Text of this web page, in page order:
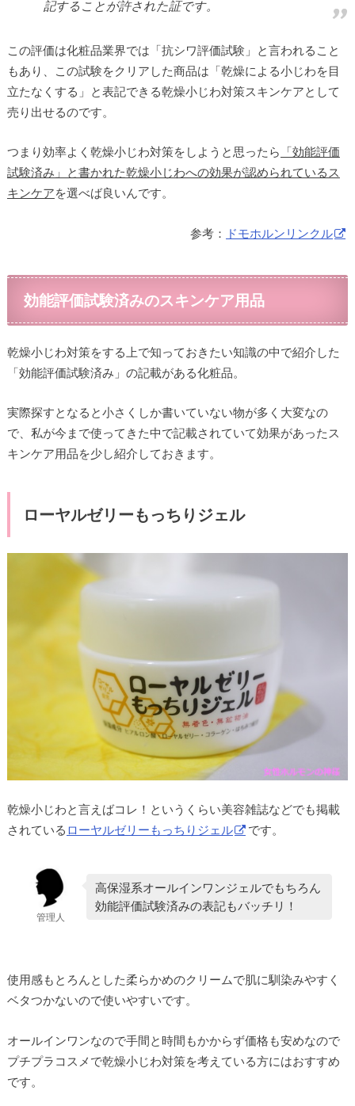
記することが許された証です。
この評価は化粧品業界では「抗シワ評価試験」と言われること
もあり、この試験をクリアした商品は「乾燥による小じわを目
立たなくする」と表記できる乾燥小じわ対策スキンケアとして
売り出せるのです。
つまり効率よく乾燥小じわ対策をしようと思ったら
「効能評価
試験済み」と書かれた乾燥小じわへの効果が認められているス
キンケアを選べば良いんです。
参考： ドモホルンリンクル
効能評価試験済みのスキンケア用品
乾燥小じわ対策をする上で知っておきたい知識の中で紹介した
「効能評価試験済み」の記載がある化粧品。
実際探すとなると小さくしか書いていない物が多く大変なの
で、私が今まで使ってきた中で記載されていて効果があったス
キンケア用品を少し紹介しておきます。
ローヤルゼリーもっちりジェル
乾燥小じわと言えばコレ！というくらい美容雑誌などでも掲載
されている ローヤルゼリーもっちりジェル です。
管理人
高保湿系オールインワンジェルでもちろん
効能評価試験済みの表記もバッチリ！
使用感もとろんとした柔らかめのクリームで肌に馴染みやすく
ベタつかないので使いやすいです。
オールインワンなので手間と時間もかからず価格も安めなので
プチプラコスメで乾燥小じわ対策を考えている方にはおすすめ
です。